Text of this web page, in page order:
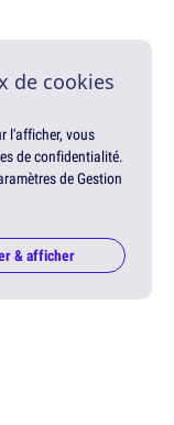
de cookies
l'afficher, vous
de confidentialité.
de Gestion
& afficher